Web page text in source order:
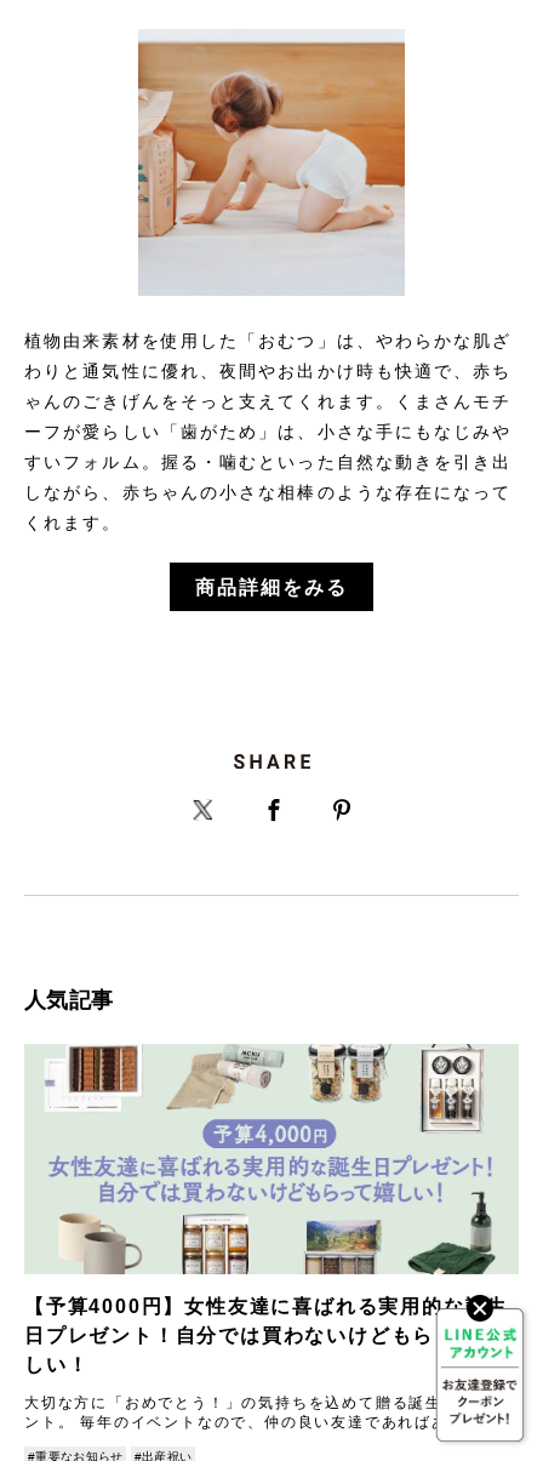
植物由来素材を使用した「おむつ」は、やわらかな肌ざ
わりと通気性に優れ、夜間やお出かけ時も快適で、赤ち
ゃんのごきげんをそっと支えてくれます。くまさんモチ
ーフが愛らしい「歯がため」は、小さな手にもなじみや
すいフォルム。握る・噛むといった自然な動きを引き出
しながら、赤ちゃんの小さな相棒のような存在になって
くれます。
商品詳細をみる
人気記事
【予算4000円】女性友達に喜ばれる実用的な誕生
日プレゼント！自分では買わないけどもらって嬉
しい！
大切な方に「おめでとう！」の気持ちを込めて贈る誕生日プレゼ
ント。 毎年のイベントなので、仲の良い友達であればあるほど
「今年はどんなものを贈ろう？」と悩んでしまうことも多いので
#重要なお知らせ #出産祝い